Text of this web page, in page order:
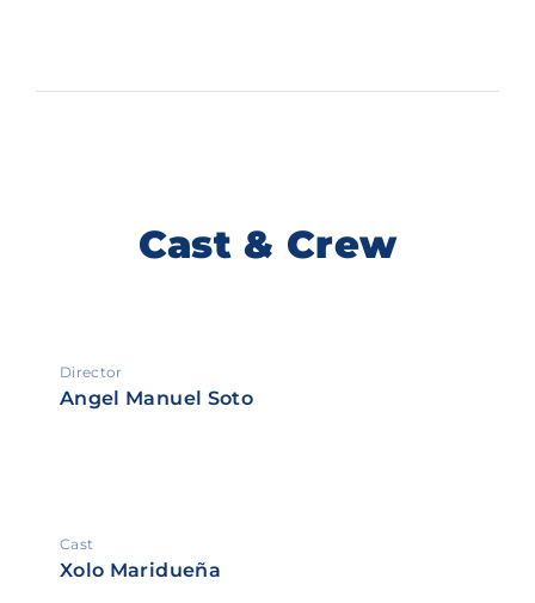
Cast & Crew
Director
Angel Manuel Soto
Cast
Xolo Maridueña